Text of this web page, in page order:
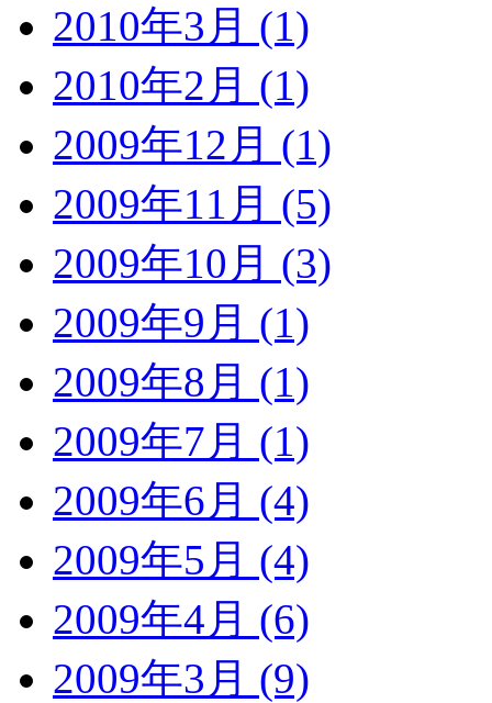
2010年3月 (1)
2010年2月 (1)
2009年12月 (1)
2009年11月 (5)
2009年10月 (3)
2009年9月 (1)
2009年8月 (1)
2009年7月 (1)
2009年6月 (4)
2009年5月 (4)
2009年4月 (6)
2009年3月 (9)